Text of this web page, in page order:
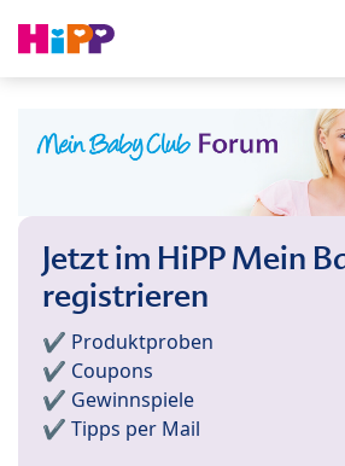
Jetzt im HiPP Mein
registrieren
✔️ Produktproben
✔️ Coupons
✔️ Gewinnspiele
✔️ Tipps per Mail